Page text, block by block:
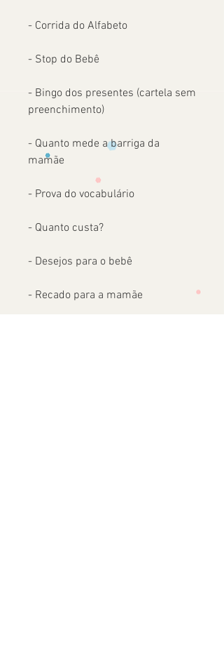
- Corrida do Alfabeto
- Stop do Bebê
- Bingo dos presentes (cartela sem
preenchimento)
- Quanto mede a barriga da
mamãe
- Prova do vocabulário
- Quanto custa?
- Desejos para o bebê
- Recado para a mamãe